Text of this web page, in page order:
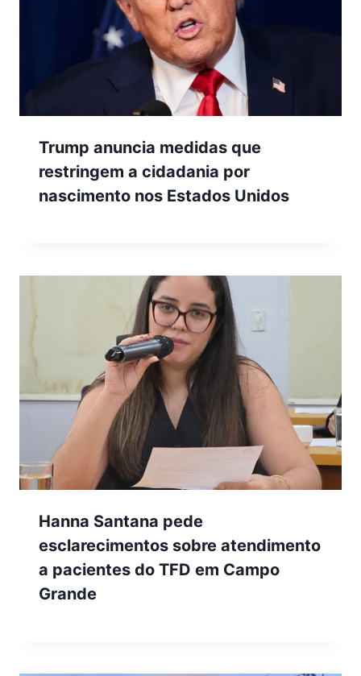
Trump anuncia medidas que
restringem a cidadania por
nascimento nos Estados Unidos
Hanna Santana pede
esclarecimentos sobre atendimento
a pacientes do TFD em Campo
Grande